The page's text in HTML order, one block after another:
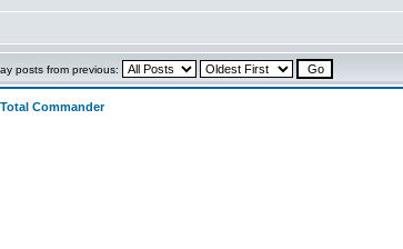
posts from previous:
Commander